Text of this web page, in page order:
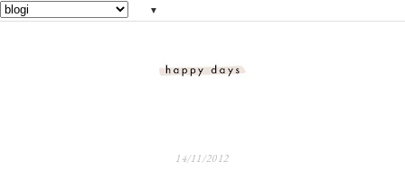
▼
14/11/2012